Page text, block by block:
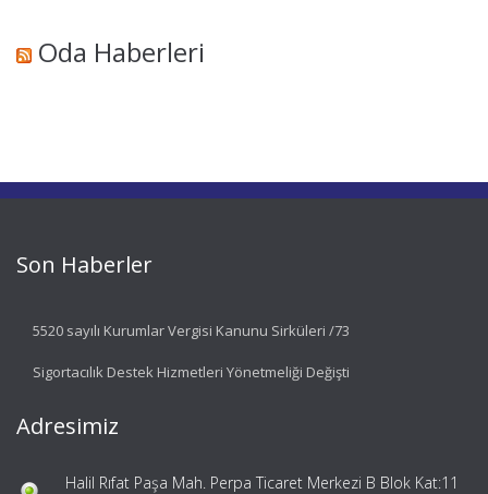
Oda Haberleri
Son Haberler
5520 sayılı Kurumlar Vergisi Kanunu Sirküleri /73
Sigortacılık Destek Hizmetleri Yönetmeliği Değişti
Adresimiz
Halil Rıfat Paşa Mah. Perpa Ticaret Merkezi B Blok Kat:11